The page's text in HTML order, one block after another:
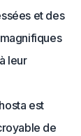
et des
leur
est
de